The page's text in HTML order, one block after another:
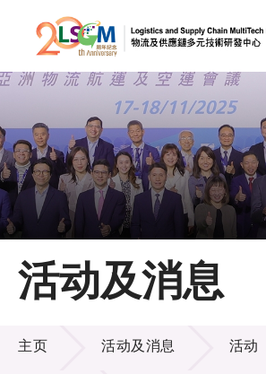
跳到内容（按回车键）
会员
A A
主页
关于LSCM
技术商品化
活动及消息
活动及消息
主页 活动及消息 活动